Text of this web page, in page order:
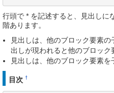
行頭で * を記述すると、見出しに
階あります。
見出しは、他のブロック要素
出しが現われると他のブロック
見出しは、他のブロック要素を
目次 †